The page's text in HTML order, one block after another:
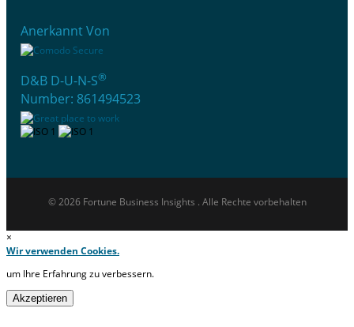
Anerkannt Von
D&B D-U-N-S®
Number: 861494523
© 2026 Fortune Business Insights . Alle Rechte vorbehalten
×
Wir verwenden Cookies.
um Ihre Erfahrung zu verbessern.
Akzeptieren